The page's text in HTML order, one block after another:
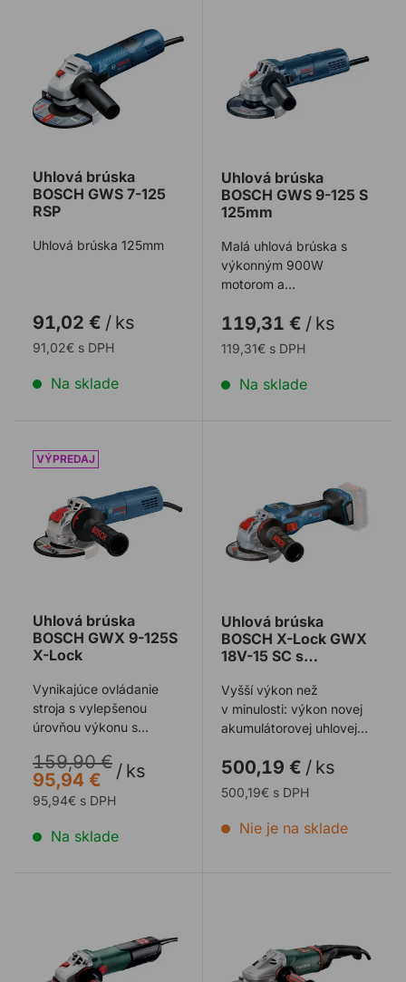
Uhlová brúska
BOSCH GWS 7-125
RSP
Uhlová brúska 125mm
91,02 € / ks
91,02€ s DPH
Na sklade
Uhlová brúska
BOSCH GWS 9-125 S
125mm
Malá uhlová brúska s
výkonným 900W
motorom a
prácu so širokou škálou
materiálo ...
119,31 € / ks
119,31€ s DPH
Na sklade
Uhlová brúska BOSCH GWX 9-125S X-Lock
Uhlová brúska
BOSCH GWX 9-125S
X-Lock
Vynikajúce ovládanie
stroja s vylepšenou
úrovňou výkonu s
inovatívnym a bezpeč ...
159,90 €
95,94 €
/ ks
95,94€ s DPH
Na sklade
Uhlová brúska
BOSCH X-Lock GWX
18V-15 SC s
Vyšší výkon než
v minulosti: výkon novej
akumulátorovej uhlovej
výkonu elektri ...
500,19 € / ks
500,19€ s DPH
Nie je na sklade